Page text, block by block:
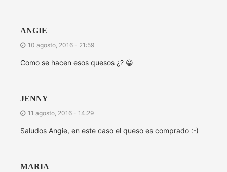
ANGIE
10 agosto, 2016 - 21:59
Como se hacen esos quesos ¿? 😀
JENNY
11 agosto, 2016 - 14:29
Saludos Angie, en este caso el queso es comprado :-)
MARIA